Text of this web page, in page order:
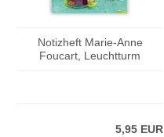
Notizheft Marie-Anne
Foucart, Leuchtturm
5,95 EUR